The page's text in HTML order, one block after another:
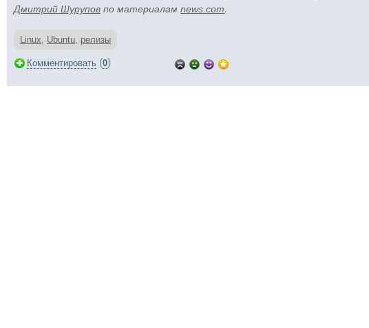
Дмитрий Шурупов по материалам news.com
Linux, Ubuntu, релизы
Комментировать (0)